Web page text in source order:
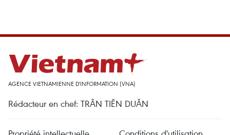
AGENCE VIETNAMIENNE D'INFORMATION (VNA)
Rédacteur en chef: TRÂN TIÊN DUÂN